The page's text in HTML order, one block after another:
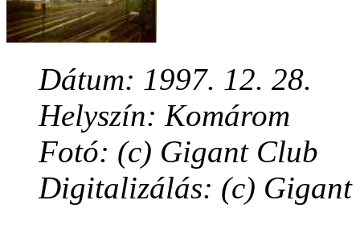
Dátum: 1997. 12. 28.
Helyszín: Komárom
Fotó: (c) Gigant Club
Digitalizálás: (c) Gigant